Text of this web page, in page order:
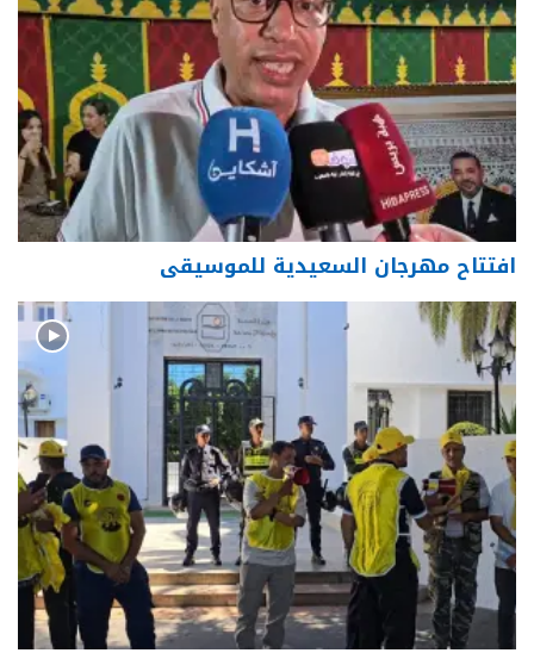
افتتاح مهرجان السعيدية للموسيقى